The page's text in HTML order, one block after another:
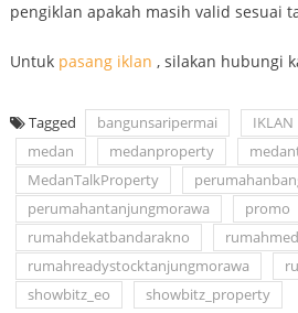
pengiklan apakah masih valid sesuai
Untuk pasang iklan , silakan hubungi
Tagged bangunsaripermai IKLAN
medan
medanproperty
MedanTalkProperty
perumahantanjungmorawa
promo
rumahdekatbandarakno
rumahreadystocktanjungmorawa
showbitz_eo
showbitz_property